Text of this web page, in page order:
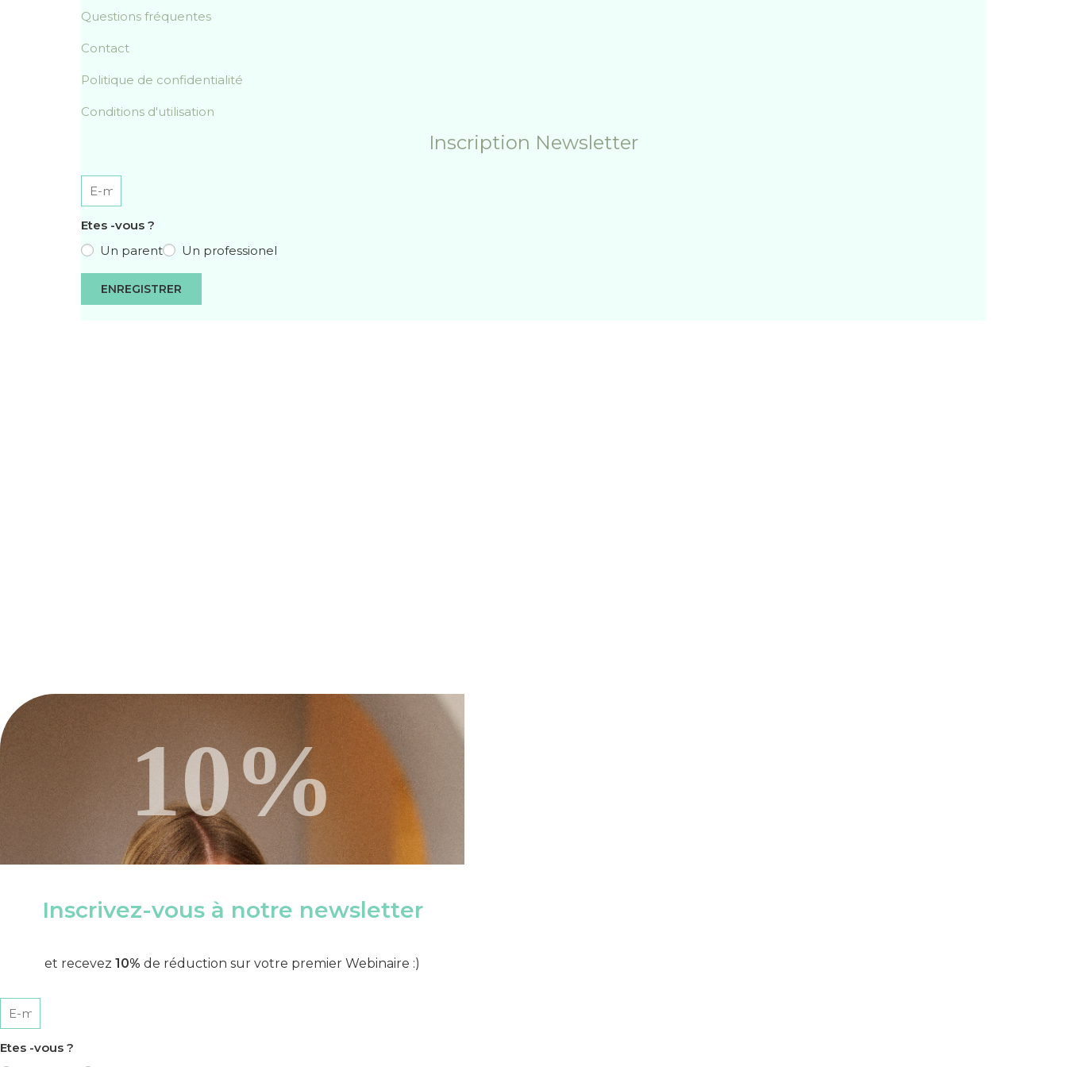
Questions fréquentes
Contact
Politique de confidentialité
Conditions d'utilisation
Inscription Newsletter
Etes -vous ?
Un parent
Un professionel
ENREGISTRER
10%
Inscrivez-vous à notre newsletter
et recevez 10% de réduction sur votre premier Webinaire :)
Etes -vous ?